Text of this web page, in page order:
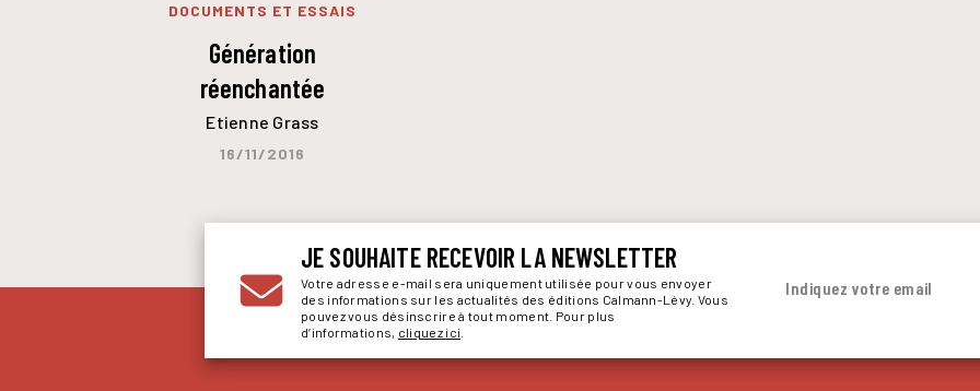
DOCUMENTS ET ESSAIS
Génération
réenchantée
Etienne Grass
16/11/2016
JE SOUHAITE RECEVOIR LA NEWSLETTER
Votre adresse e-mail sera uniquement utilisée pour vous envoyer
des informations sur les actualités des éditions Calmann-Lévy. Vous
pouvez vous désinscrire à tout moment. Pour plus
d’informations, cliquez ici
Indiquez votre email